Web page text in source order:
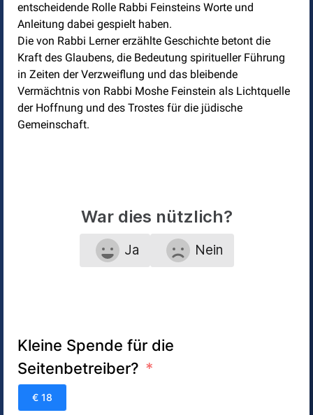
entscheidende Rolle Rabbi Feinsteins Worte und
Anleitung dabei gespielt haben.
Die von Rabbi Lerner erzählte Geschichte betont die
Kraft des Glaubens, die Bedeutung spiritueller Führung
in Zeiten der Verzweiflung und das bleibende
Vermächtnis von Rabbi Moshe Feinstein als Lichtquelle
der Hoffnung und des Trostes für die jüdische
Gemeinschaft.
War dies nützlich?
Ja Nein
Kleine Spende für die
Seitenbetreiber?
€ 18